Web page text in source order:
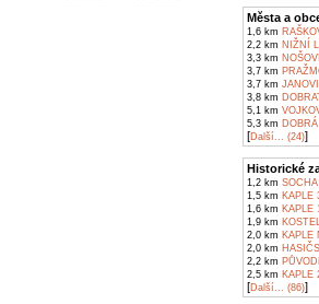
Města a
1,6 km
2,2 km NIŽNÍ
3,3 km
3,7 km
3,7 km
3,8 km
5,1 km
5,3 km DOBRÁ
[Další... (24)]
Historické
1,2 km
1,5 km KAPLE
1,6 km KAPLE
1,9 km
2,0 km KAPLE
2,0 km
2,2 km
2,5 km KAPLE
[Další... (86)]